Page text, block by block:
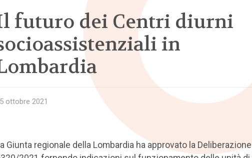
futuro dei Centri diurni
in
ottobre 2021
Giunta regionale della Lombardia ha approvato la Deliberazione